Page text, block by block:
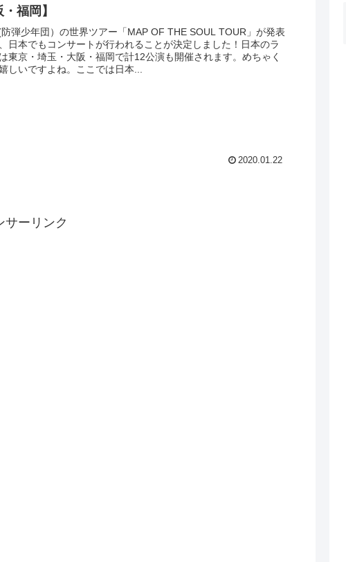
福岡】
弾少年団）の世界ツアー「MAP OF THE SOUL TOUR」が発表
日本でもコンサートが行われることが決定しました！日本のラ
東京・埼玉・大阪・福岡で計12公演も開催されます。めちゃく
しいですよね。ここでは日本...
2020.01.22
サーリンク